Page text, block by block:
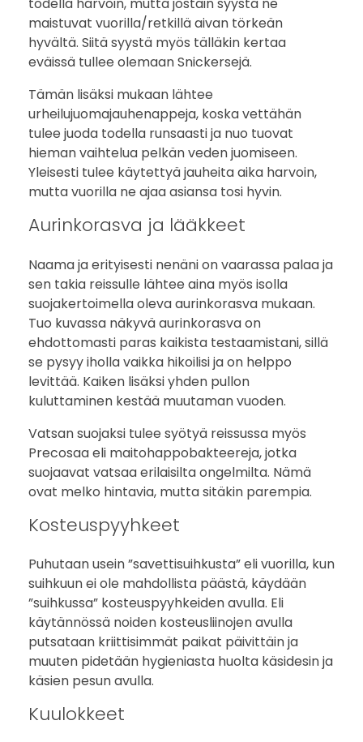
todella harvoin, mutta jostain syystä ne
maistuvat vuorilla/retkillä aivan törkeän
hyvältä. Siitä syystä myös tälläkin kertaa
eväissä tullee olemaan Snickersejä.
Tämän lisäksi mukaan lähtee
urheilujuomajauhenappeja, koska vettähän
tulee juoda todella runsaasti ja nuo tuovat
hieman vaihtelua pelkän veden juomiseen.
Yleisesti tulee käytettyä jauheita aika harvoin,
mutta vuorilla ne ajaa asiansa tosi hyvin.
Aurinkorasva ja lääkkeet
Naama ja erityisesti nenäni on vaarassa palaa ja
sen takia reissulle lähtee aina myös isolla
suojakertoimella oleva aurinkorasva mukaan.
Tuo kuvassa näkyvä aurinkorasva on
ehdottomasti paras kaikista testaamistani, sillä
se pysyy iholla vaikka hikoilisi ja on helppo
levittää. Kaiken lisäksi yhden pullon
kuluttaminen kestää muutaman vuoden.
Vatsan suojaksi tulee syötyä reissussa myös
Precosaa eli maitohappobakteereja, jotka
suojaavat vatsaa erilaisilta ongelmilta. Nämä
ovat melko hintavia, mutta sitäkin parempia.
Kosteuspyyhkeet
Puhutaan usein ”savettisuihkusta” eli vuorilla, kun
suihkuun ei ole mahdollista päästä, käydään
”suihkussa” kosteuspyyhkeiden avulla. Eli
käytännössä noiden kosteusliinojen avulla
putsataan kriittisimmät paikat päivittäin ja
muuten pidetään hygieniasta huolta käsidesin ja
käsien pesun avulla.
Kuulokkeet